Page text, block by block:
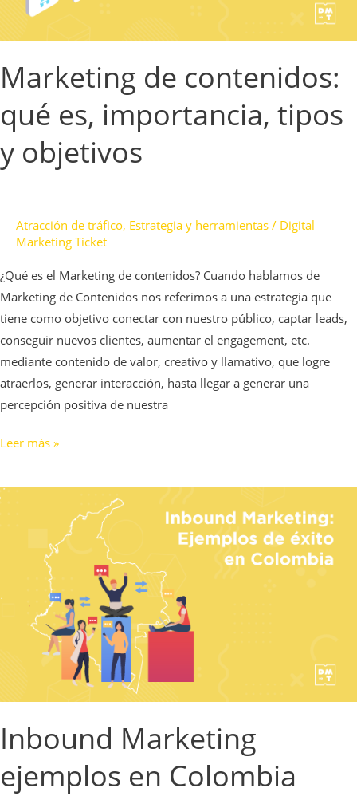
Marketing de contenidos:
qué es, importancia, tipos
y objetivos
Atracción de tráfico, Estrategia y herramientas / Digital
Marketing Ticket
¿Qué es el Marketing de contenidos? Cuando hablamos de
Marketing de Contenidos nos referimos a una estrategia que
tiene como objetivo conectar con nuestro público, captar leads,
conseguir nuevos clientes, aumentar el engagement, etc.
mediante contenido de valor, creativo y llamativo, que logre
atraerlos, generar interacción, hasta llegar a generar una
percepción positiva de nuestra
objetivos
Leer más »
Inbound Marketing
ejemplos en Colombia
Inbound
Colombia